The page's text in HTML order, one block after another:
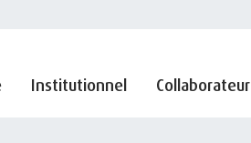
Institutionnel Collaborateur